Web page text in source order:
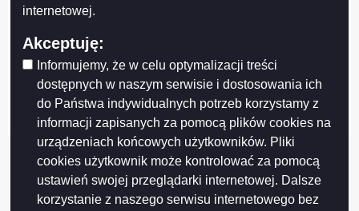
internetowej.
Akceptuję:
Informujemy, że w celu optymalizacji treści
dostępnych w naszym serwisie i dostosowania ich
do Państwa indywidualnych potrzeb korzystamy z
informacji zapisanych za pomocą plików cookies na
urządzeniach końcowych użytkowników. Pliki
cookies użytkownik może kontrolować za pomocą
ustawień swojej przeglądarki internetowej. Dalsze
korzystanie z naszego serwisu internetowego bez
Rozwoju Regionalnego w ramach Regionalnego Programu Operacyjnego
Województwa Podlaskiego na lata 2007-2013
FUNDUSZE EUROPEJSKIE - DLA ROZWOJU WOJEWÓDZTWA PODLASKIEGO
Urząd Marszałkowski Województwa Podlaskiego – Instytucja Zarządzająca
RPOWP